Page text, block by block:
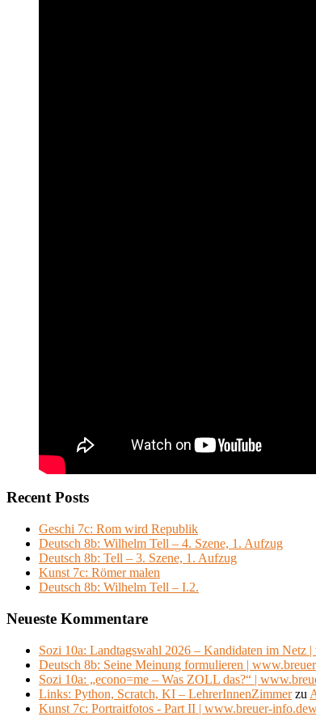
Recent Posts
Geschi 7c: Rom wird Republik
Deutsch 8b: Wilhelm Tell – 4. Szene, 1. Aufzug
Deutsch 8b: Tell – 3. Szene, 1. Aufzug
Kunst 7c: Römer malen
Deutsch 8b: Wilhelm Tell – I.2.
Neueste Kommentare
Sozi 10a: Landtagswahl 2026 – Kandidaten im
Deutsch 8b: Seine Meinung formulieren |
Sozi 10a: „econo=me – Was ZOLL das?“ |
Links: Python, Scratch, KI – LehrerInnenZimmerzu
Kunst 7c: Portraitfotos - Part II | www.breuer-